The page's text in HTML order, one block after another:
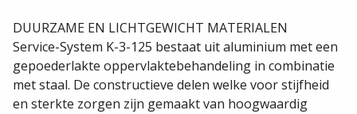
DUURZAME EN LICHTGEWICHT MATERIALEN
Service-System K-3-125 bestaat uit aluminium met een
gepoederlakte oppervlaktebehandeling in combinatie
met staal. De constructieve delen welke voor stijfheid
en sterkte zorgen zijn gemaakt van hoogwaardig